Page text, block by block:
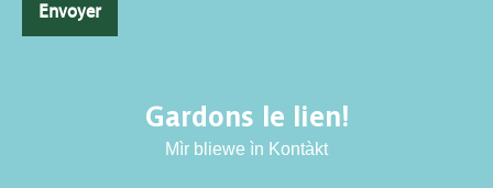
Envoyer
Gardons le lien!
Mìr bliewe ìn Kontàkt